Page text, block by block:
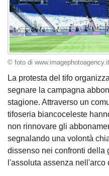
© foto di www.imagephotoagency.it
La protesta del tifo
segnare la campagna
stagione. Attraverso un
tifoseria biancoceleste
non rinnovare gli
segnalando una volontà
dissenso nei confronti della
l'assoluta assenza